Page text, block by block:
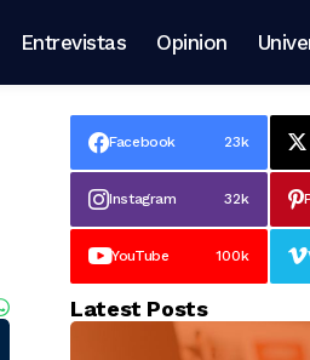
Entrevistas Opinion
Facebook 23k
Instagram 32k
YouTube 100k
Latest Posts